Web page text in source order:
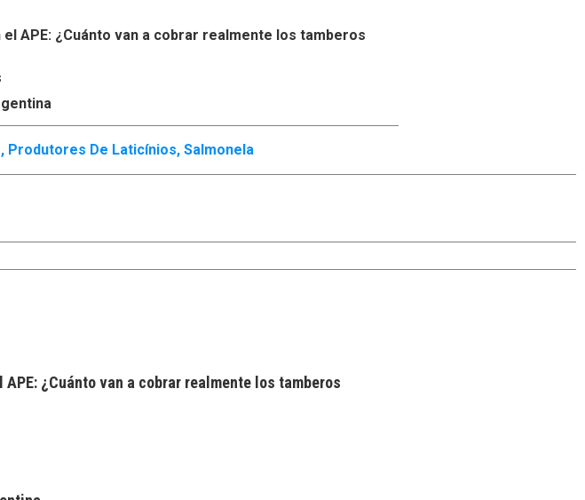
APE: ¿Cuánto van a cobrar realmente los tamberos
, Produtores De Laticínios, Salmonela
¿Cuánto van a cobrar realmente los tamberos